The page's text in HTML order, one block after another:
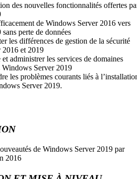
des nouvelles fonctionnalités offertes
de Windows Server 2016 vers
perte de données
les différences de gestion de la sécurité
2016 et 2019
administrer les services de domaines
Server 2019
les problèmes courants liés à
Server 2019.
de Windows Server 2019 par
2016